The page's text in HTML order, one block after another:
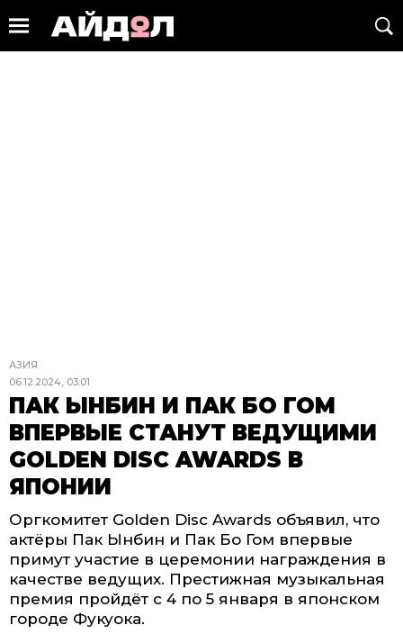
АЗИЯ
06.12.2024, 03:01
ПАК ЫНБИН И ПАК БО ГОМ
ВПЕРВЫЕ СТАНУТ ВЕДУЩИМИ
GOLDEN DISC AWARDS В
ЯПОНИИ
Оргкомитет Golden Disc Awards объявил, что
актёры Пак Ынбин и Пак Бо Гом впервые
примут участие в церемонии награждения в
качестве ведущих. Престижная музыкальная
премия пройдёт с 4 по 5 января в японском
городе Фукуока.